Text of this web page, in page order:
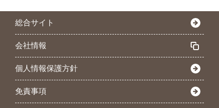
総合サイト
会社情報
個人情報保護方針
免責事項